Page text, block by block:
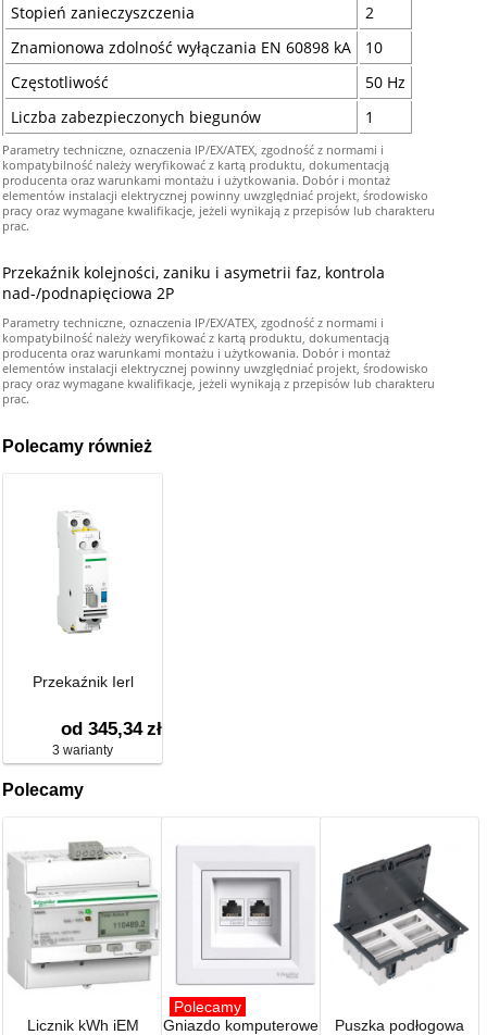
Stopień zanieczyszczenia
2
Znamionowa zdolność wyłączania EN 60898 kA
10
Częstotliwość
50 Hz
Liczba zabezpieczonych biegunów
1
Parametry techniczne, oznaczenia IP/EX/ATEX, zgodność z normami i
kompatybilność należy weryfikować z kartą produktu, dokumentacją
producenta oraz warunkami montażu i użytkowania. Dobór i montaż
elementów instalacji elektrycznej powinny uwzględniać projekt, środowisko
pracy oraz wymagane kwalifikacje, jeżeli wynikają z przepisów lub charakteru
prac.
Przekaźnik kolejności, zaniku i asymetrii faz, kontrola
nad-/podnapięciowa 2P
Parametry techniczne, oznaczenia IP/EX/ATEX, zgodność z normami i
kompatybilność należy weryfikować z kartą produktu, dokumentacją
producenta oraz warunkami montażu i użytkowania. Dobór i montaż
elementów instalacji elektrycznej powinny uwzględniać projekt, środowisko
pracy oraz wymagane kwalifikacje, jeżeli wynikają z przepisów lub charakteru
prac.
Polecamy również
Przekaźnik Ierl
od 345,34 zł
3 warianty
Polecamy
Licznik kWh iEM
Polecamy
Gniazdo komputerowe
Puszka podłogowa